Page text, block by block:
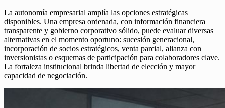
La autonomía empresarial amplía las opciones estratégicas
disponibles. Una empresa ordenada, con información financiera
transparente y gobierno corporativo sólido, puede evaluar diversas
alternativas en el momento oportuno: sucesión generacional,
incorporación de socios estratégicos, venta parcial, alianza con
inversionistas o esquemas de participación para colaboradores clave.
La fortaleza institucional brinda libertad de elección y mayor
capacidad de negociación.